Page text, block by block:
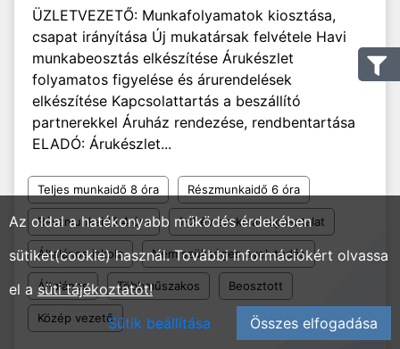
ÜZLETVEZETŐ: Munkafolyamatok kiosztása,
csapat irányítása Új mukatársak felvétele Havi
munkabeosztás elkészítése Árukészlet
folyamatos figyelése és árurendelések
elkészítése Kapcsolattartás a beszállító
partnerekkel Áruház rendezése, rendbentartása
ELADÓ: Árukészlet...
Teljes munkaidő 8 óra Részmunkaidő 6 óra
Részmunkaidő 4 óra 1-2 év szakmai tapasztalat
Általános iskola Nem szükséges nyelvtudás
Általános Többműszakos Beosztott
Közép vezető
Az oldal a hatékonyabb működés érdekében
sütiket(cookie) használ. További információkért olvassa
el a süti tájékoztatót!
Sütik beállítása
Összes elfogadása